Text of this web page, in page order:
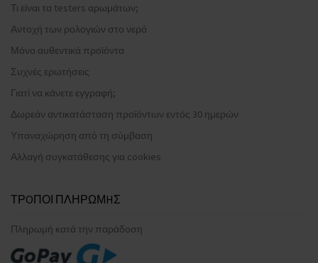
Τι είναι τα testers αρωμάτων;
Αντοχή των ρολογιών στο νερό
Μόνο αυθεντικά προϊόντα
Συχνές ερωτήσεις
Γιατί να κάνετε εγγραφή;
Δωρεάν αντικατάσταση προϊόντων εντός 30 ημερών
Υπαναχώρηση από τη σύμβαση
Αλλαγή συγκατάθεσης για cookies
ΤΡOΠΟΙ ΠΛΗΡΩΜHΣ
Πληρωμή κατά την παράδοση